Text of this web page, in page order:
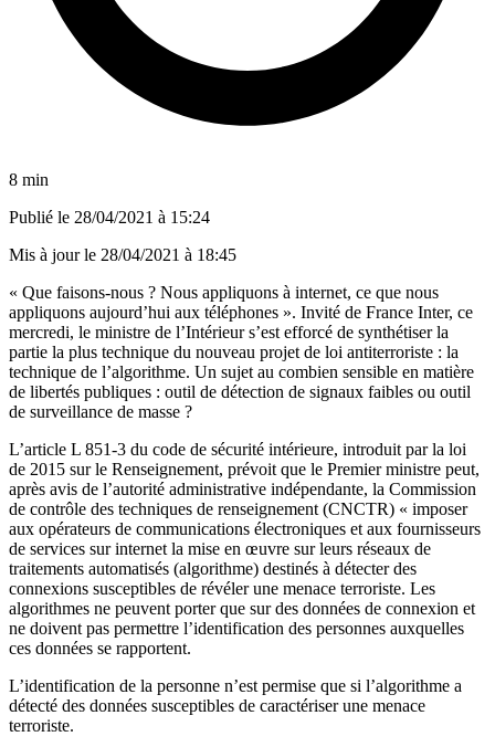
8 min
Publié le 28/04/2021 à 15:24
Mis à jour le 28/04/2021 à 18:45
« Que faisons-nous ? Nous appliquons à internet, ce que nous
appliquons aujourd’hui aux téléphones ». Invité de France Inter, ce
mercredi, le ministre de l’Intérieur s’est efforcé de synthétiser la
partie la plus technique du nouveau projet de loi antiterroriste : la
technique de l’algorithme. Un sujet au combien sensible en matière
de libertés publiques : outil de détection de signaux faibles ou outil
de surveillance de masse ?
L’article L 851-3 du code de sécurité intérieure, introduit par la loi
de 2015 sur le Renseignement, prévoit que le Premier ministre peut,
après avis de l’autorité administrative indépendante, la Commission
de contrôle des techniques de renseignement (CNCTR) « imposer
aux opérateurs de communications électroniques et aux fournisseurs
de services sur internet la mise en œuvre sur leurs réseaux de
traitements automatisés (algorithme) destinés à détecter des
connexions susceptibles de révéler une menace terroriste. Les
algorithmes ne peuvent porter que sur des données de connexion et
ne doivent pas permettre l’identification des personnes auxquelles
ces données se rapportent.
L’identification de la personne n’est permise que si l’algorithme a
détecté des données susceptibles de caractériser une menace
terroriste.